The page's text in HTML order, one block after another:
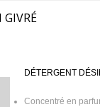
GIVRÉ
DÉTERGENT
Concentré en